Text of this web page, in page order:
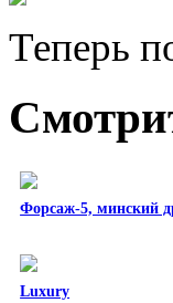
Теперь
Форсаж-5, минский
Luxury